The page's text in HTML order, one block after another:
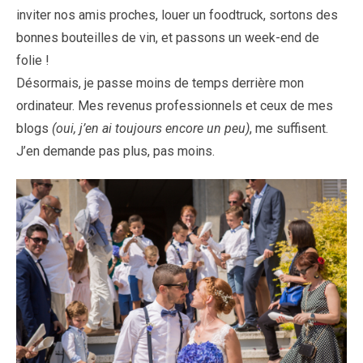
inviter nos amis proches, louer un foodtruck, sortons des
bonnes bouteilles de vin, et passons un week-end de
folie !
Désormais, je passe moins de temps derrière mon
ordinateur. Mes revenus professionnels et ceux de mes
blogs (oui, j’en ai toujours encore un peu), me suffisent.
J’en demande pas plus, pas moins.